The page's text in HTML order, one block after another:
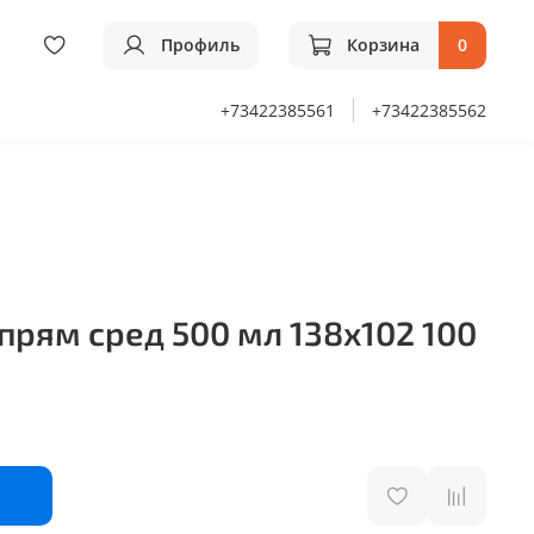
Профиль Корзина 0
+73422385561 +73422385562
сред 500 мл 138х102 100